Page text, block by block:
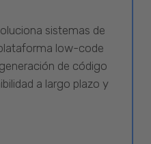
sistemas de
low-code
de código
a largo plazo y